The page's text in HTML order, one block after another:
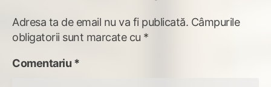
Adresa ta de email nu va fi publicată. Câmpurile
obligatorii sunt marcate cu *
Comentariu *